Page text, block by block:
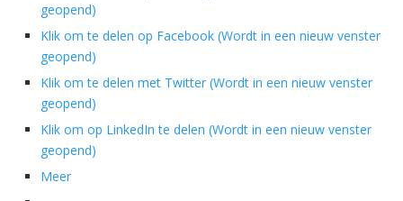
geopend)
Klik om te delen op Facebook (Wordt in een nieuw venster
geopend)
Klik om te delen met Twitter (Wordt in een nieuw venster
geopend)
Klik om op LinkedIn te delen (Wordt in een nieuw venster
geopend)
Meer